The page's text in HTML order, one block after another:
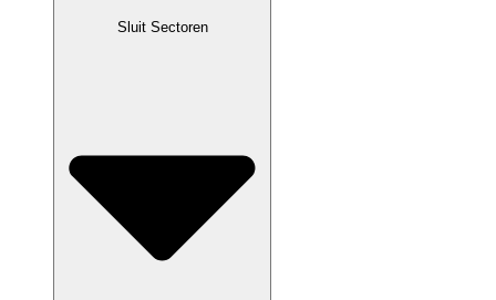
Sluit Sectoren